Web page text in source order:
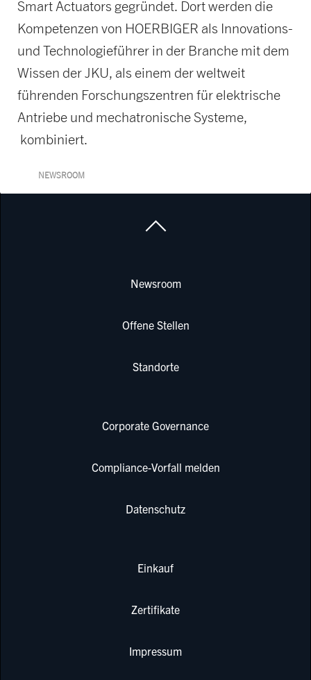
Smart Actuators gegründet. Dort werden die
Kompetenzen von HOERBIGER als Innovations-
und Technologieführer in der Branche mit dem
Wissen der JKU, als einem der weltweit
führenden Forschungszentren für elektrische
Antriebe und mechatronische Systeme,
kombiniert.
NEWSROOM
Newsroom
Offene Stellen
Standorte
Corporate Governance
Compliance-Vorfall melden
Datenschutz
Einkauf
Zertifikate
Impressum